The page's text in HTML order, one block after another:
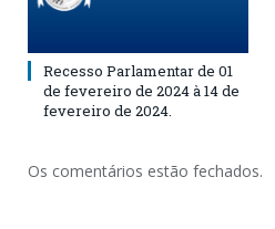
Recesso Parlamentar de 01
de fevereiro de 2024 à 14 de
fevereiro de 2024.
Os comentários estão fechados.